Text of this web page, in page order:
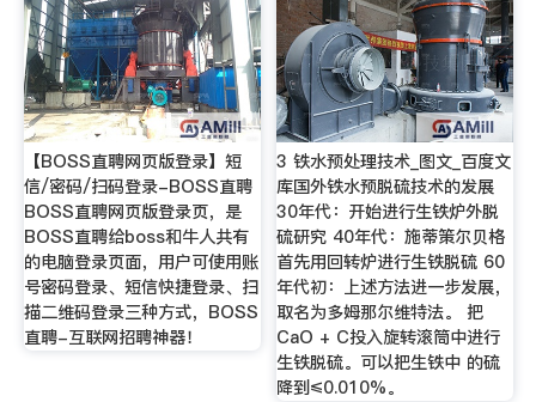
【BOSS直聘网页版登录】短
信/密码/扫码登录-BOSS直聘
BOSS直聘网页版登录页，是
BOSS直聘给boss和牛人共有
的电脑登录页面，用户可使用账
号密码登录、短信快捷登录、扫
描二维码登录三种方式，BOSS
直聘-互联网招聘神器！
3 铁水预处理技术_图文_百度文
库国外铁水预脱硫技术的发展
30年代：开始进行生铁炉外脱
硫研究 40年代：施蒂策尔贝格
首先用回转炉进行生铁脱硫 60
年代初：上述方法进一步发展，
取名为多姆那尔维特法。 把
CaO + C投入旋转滚筒中进行
生铁脱硫。可以把生铁中 的硫
降到≤0.010%。